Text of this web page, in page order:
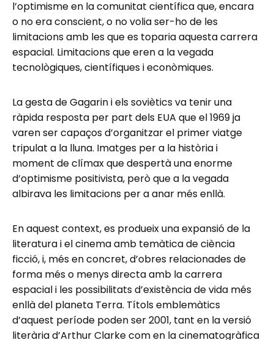
l’optimisme en la comunitat científica que, encara
o no era conscient, o no volia ser-ho de les
limitacions amb les que es toparia aquesta carrera
espacial. Limitacions que eren a la vegada
tecnològiques, científiques i econòmiques.
La gesta de Gagarin i els soviètics va tenir una
ràpida resposta per part dels EUA que el 1969 ja
varen ser capaços d’organitzar el primer viatge
tripulat a la lluna. Imatges per a la història i
moment de clímax que despertà una enorme
d’optimisme positivista, però que a la vegada
albirava les limitacions per a anar més enllà.
En aquest context, es produeix una expansió de la
literatura i el cinema amb temàtica de ciència
ficció, i, més en concret, d’obres relacionades de
forma més o menys directa amb la carrera
espacial i les possibilitats d’existència de vida més
enllà del planeta Terra. Títols emblemàtics
d’aquest període poden ser 2001, tant en la versió
literària d’Arthur Clarke com en la cinematogràfica